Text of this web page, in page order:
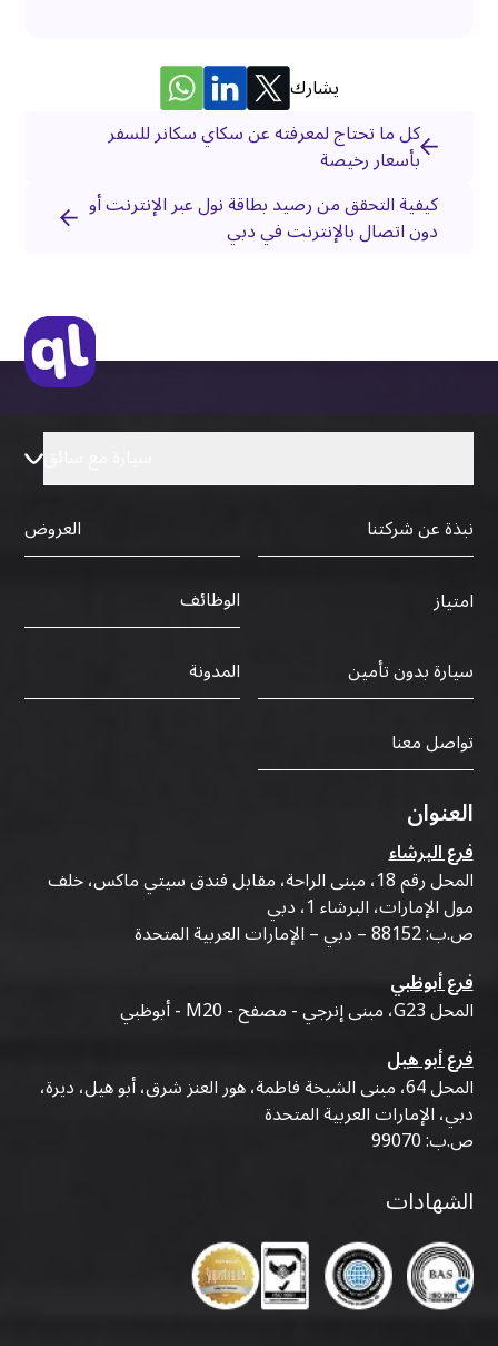
يشارك
كل ما تحتاج لمعرفته عن سكاي سكانر للسفر
بأسعار رخيصة
كيفية التحقق من رصيد بطاقة نول عبر الإنترنت أو
دون اتصال بالإنترنت في دبي
نبذة عن شركتنا
العروض
امتياز
الوظائف
سيارة بدون تأمين
المدونة
تواصل معنا
العنوان
فرع البرشاء
المحل رقم 18، مبنى الراحة، مقابل فندق سيتي ماكس، خلف
مول الإمارات، البرشاء 1، دبي
ص.ب: 88152 – دبي – الإمارات العربية المتحدة
فرع أبوظبي
المحل G23، مبنى إنرجي - مصفح - M20 - أبوظبي
فرع أبو هيل
المحل 64، مبنى الشيخة فاطمة، هور العنز شرق، أبو هيل، ديرة،
دبي، الإمارات العربية المتحدة
ص.ب: 99070
الشهادات